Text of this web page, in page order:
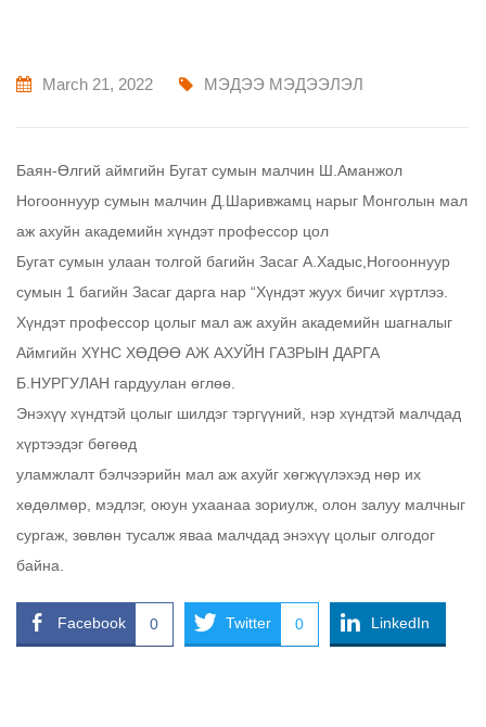
March 21, 2022 МЭДЭЭ МЭДЭЭЛЭЛ
Баян-Өлгий аймгийн Бугат сумын малчин Ш.Аманжол
Ногооннуур сумын малчин Д.Шаривжамц нарыг Монголын мал
аж ахуйн академийн хүндэт профессор цол
Бугат сумын улаан толгой багийн Засаг А.Хадыс,Ногооннуур
сумын 1 багийн Засаг дарга нар “Хүндэт жуух бичиг хүртлээ.
Хүндэт профессор цолыг мал аж ахуйн академийн шагналыг
Аймгийн ХҮНС ХӨДӨӨ АЖ АХУЙН ГАЗРЫН ДАРГА
Б.НУРГУЛАН гардуулан өглөө.
Энэхүү хүндтэй цолыг шилдэг тэргүүний, нэр хүндтэй малчдад
хүртээдэг бөгөөд
уламжлалт бэлчээрийн мал аж ахуйг хөгжүүлэхэд нөр их
хөдөлмөр, мэдлэг, оюун ухаанаа зориулж, олон залуу малчныг
сургаж, зөвлөн тусалж яваа малчдад энэхүү цолыг олгодог
байна.
Facebook 0 Twitter 0 LinkedIn